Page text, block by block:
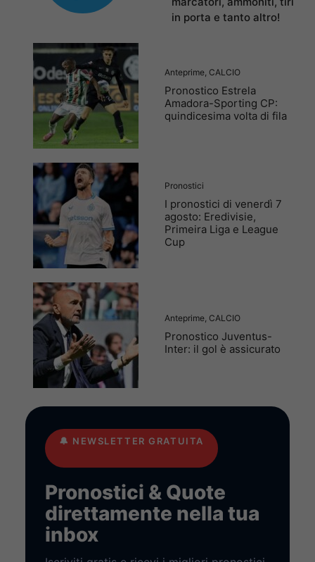
in porta e tanto altro!
Anteprime CALCIO
Pronostico Estrela
Amadora-Sporting CP:
quindicesima volta di fila
Pronostici
I pronostici di venerdì 7
agosto: Eredivisie,
Primeira Liga e League
Cup
Anteprime CALCIO
Pronostico Juventus-
Inter: il gol è assicurato
🔔 NEWSLETTER GRATUITA
Pronostici & Quote
direttamente nella tua
inbox